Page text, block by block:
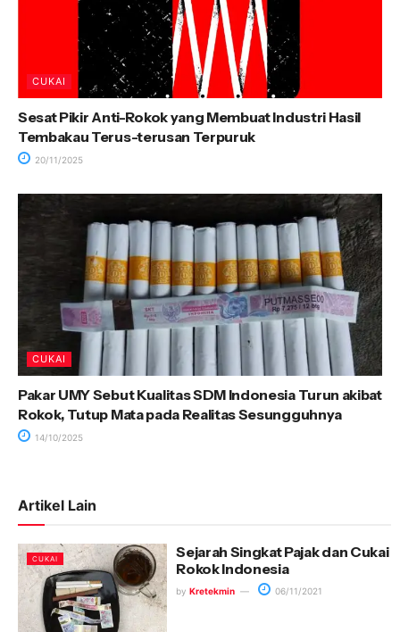
CUKAI
Sesat Pikir Anti-Rokok yang Membuat Industri Hasil
Tembakau Terus-terusan Terpuruk
20/11/2025
CUKAI
Pakar UMY Sebut Kualitas SDM Indonesia Turun akibat
Rokok, Tutup Mata pada Realitas Sesungguhnya
14/10/2025
Artikel Lain
CUKAI
Sejarah Singkat Pajak dan Cukai
Rokok Indonesia
by Kretekmin 06/11/2021